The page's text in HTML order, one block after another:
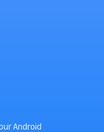
Android